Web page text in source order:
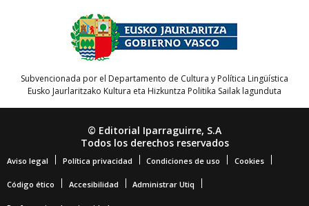
Subvencionada por el Departamento de Cultura y Política Lingüística
Eusko Jaurlaritzako Kultura eta Hizkuntza Politika Sailak lagunduta
© Editorial Iparraguirre, S.A
Todos los derechos reservados
Aviso legal Política privacidad Condiciones de uso Cookies
Código ético Accesibilidad Administrar Utiq